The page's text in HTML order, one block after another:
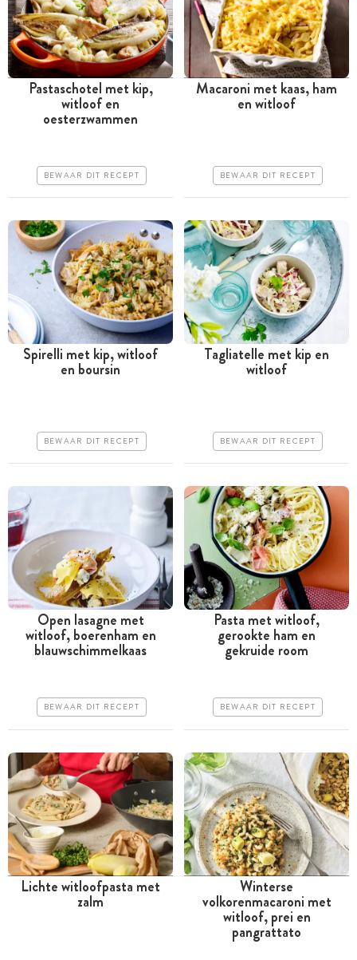
Tussen 30 minuten en 1
Pastaschotel met kip,
witloof en
oesterzwammen
BEWAAR DIT RECEPT
Minder dan 30 minuten
Erg makkelijk
Macaroni met kaas, ham
en witloof
BEWAAR DIT RECEPT
Minder dan 30 minuten
Erg makkelijk
Spirelli met kip, witloof
en boursin
BEWAAR DIT RECEPT
Tussen 30 minuten en 1
Tagliatelle met kip en
witloof
BEWAAR DIT RECEPT
Tussen 30 minuten en 1
Open lasagne met
witloof, boerenham en
blauwschimmelkaas
BEWAAR DIT RECEPT
Tussen 30 minuten en 1
Pasta met witloof,
gerookte ham en
gekruide room
BEWAAR DIT RECEPT
Tussen 30 minuten en 1
Lichte witloofpasta met
zalm
Tussen 30 minuten en 1
Winterse
volkorenmacaroni met
witloof, prei en
pangrattato